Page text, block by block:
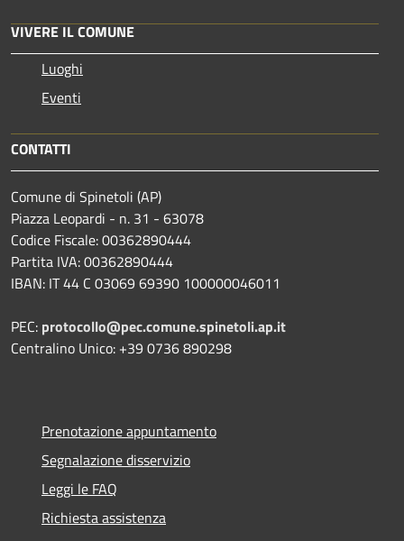
VIVERE IL COMUNE
Luoghi
Eventi
CONTATTI
Comune di Spinetoli (AP)
Piazza Leopardi - n. 31 - 63078
Codice Fiscale: 00362890444
Partita IVA: 00362890444
IBAN: IT 44 C 03069 69390 100000046011
PEC: protocollo@pec.comune.spinetoli.ap.it
Centralino Unico: +39 0736 890298
Prenotazione appuntamento
Segnalazione disservizio
Leggi le FAQ
Richiesta assistenza